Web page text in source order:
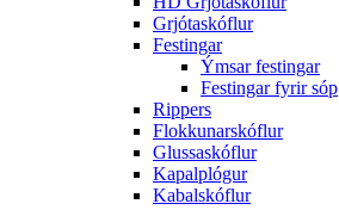
Grjótaskóflur
Festingar
Ýmsar festingar
Festingar fyrir sóp
Rippers
Flokkunarskóflur
Glussaskóflur
Kapalplógur
Kabalskóflur